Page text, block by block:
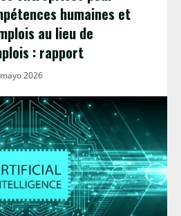
humaines et
au lieu de
: rapport
2026